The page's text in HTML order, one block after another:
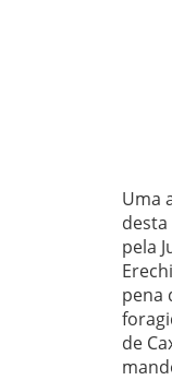
Uma
pela
pena
de